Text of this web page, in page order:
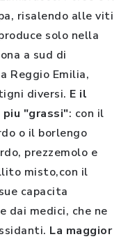
risalendo alle viti
solo nella
a sud di
Reggio Emilia,
diversi. E il
"grassi": con il
o il borlengo
prezzemolo e
misto,con il
capacita
dai medici, che ne
La maggior